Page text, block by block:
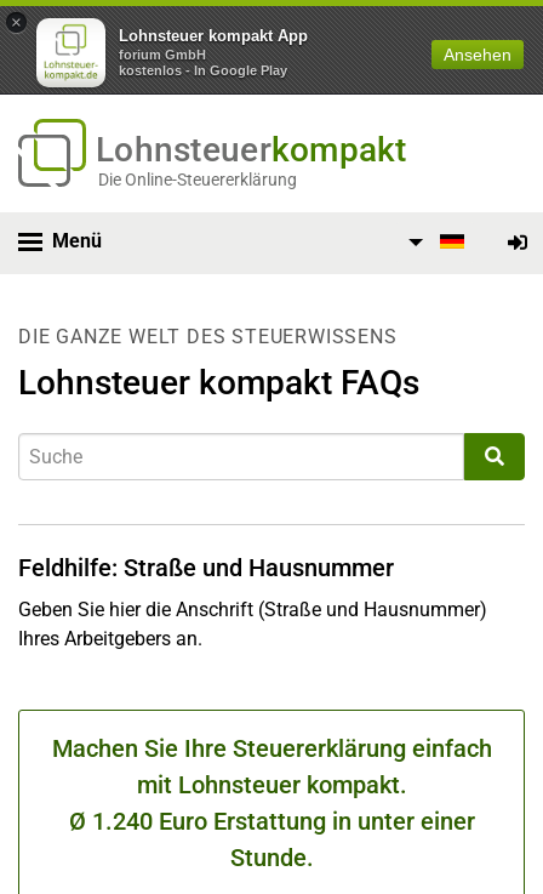
×
Lohnsteuer kompakt App
forium GmbH
kostenlos - In Google Play
Ansehen
Lohnsteuerkompakt
Die Online-Steuererklärung
Menü
DIE GANZE WELT DES STEUERWISSENS
Lohnsteuer kompakt FAQs
Feldhilfe: Straße und Hausnummer
Geben Sie hier die Anschrift (Straße und Hausnummer)
Ihres Arbeitgebers an.
Machen Sie Ihre Steuererklärung einfach
mit Lohnsteuer kompakt.
Ø 1.240 Euro Erstattung in unter einer
Stunde.